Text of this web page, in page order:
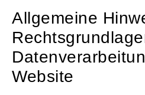
Allgemeine
Website